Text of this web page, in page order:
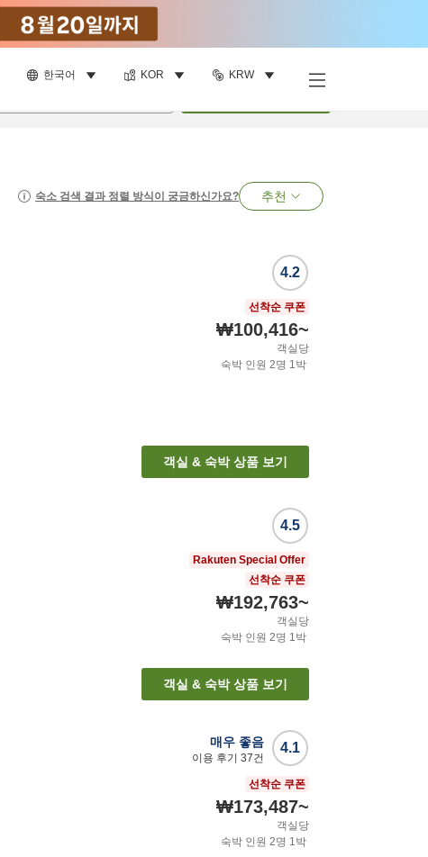
한국어 KOR KRW
숙소 검색 결과 정렬 방식이 궁금하신가요? 추천
4.2
선착순 쿠폰
₩100,416~
객실당
숙박 인원 2명 1박
객실 & 숙박 상품 보기
4.5
Rakuten Special Offer
선착순 쿠폰
₩192,763~
객실당
숙박 인원 2명 1박
객실 & 숙박 상품 보기
4.1
매우 좋음
이용 후기 37건
선착순 쿠폰
₩173,487~
객실당
숙박 인원 2명 1박